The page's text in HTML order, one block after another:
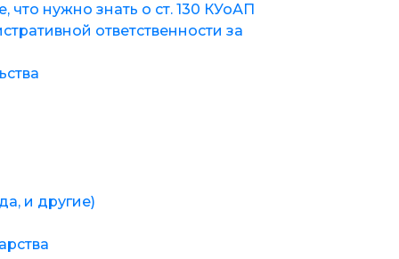
что нужно знать о ст. 130 КУоАП
ответственности за
и другие)